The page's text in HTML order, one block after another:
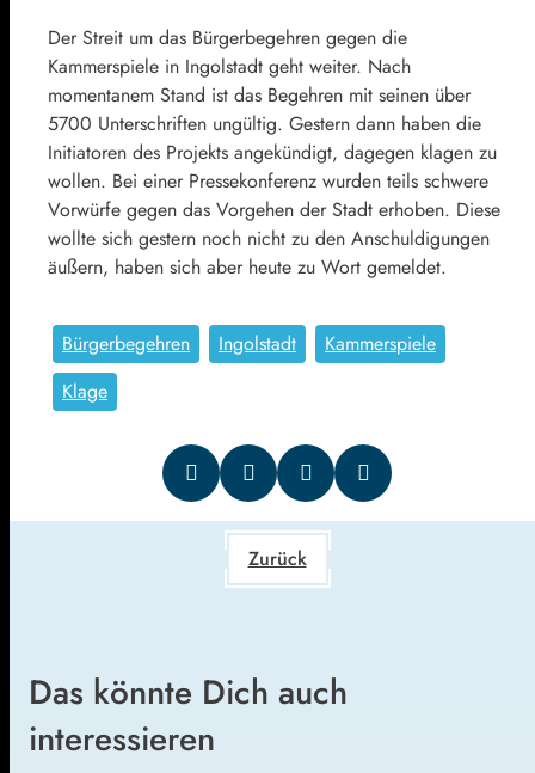
Der Streit um das Bürgerbegehren gegen die
Kammerspiele in Ingolstadt geht weiter. Nach
momentanem Stand ist das Begehren mit seinen über
5700 Unterschriften ungültig. Gestern dann haben die
Initiatoren des Projekts angekündigt, dagegen klagen zu
wollen. Bei einer Pressekonferenz wurden teils schwere
Vorwürfe gegen das Vorgehen der Stadt erhoben. Diese
wollte sich gestern noch nicht zu den Anschuldigungen
äußern, haben sich aber heute zu Wort gemeldet.
Bürgerbegehren Ingolstadt
Kammerspiele
Klage
Zurück
Das könnte Dich auch
interessieren